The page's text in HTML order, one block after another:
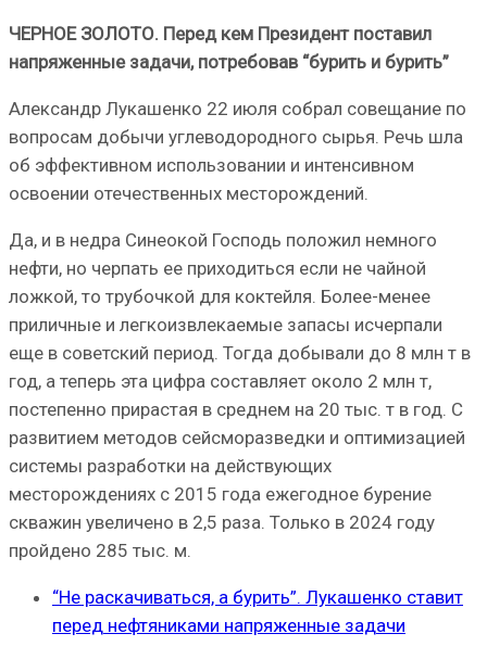
ЧЕРНОЕ ЗОЛОТО. Перед кем Президент поставил
напряженные задачи, потребовав “бурить и бурить”
Александр Лукашенко 22 июля собрал совещание по
вопросам добычи углеводородного сырья. Речь шла
об эффективном использовании и интенсивном
освоении отечественных месторождений.
Да, и в недра Синеокой Господь положил немного
нефти, но черпать ее приходиться если не чайной
ложкой, то трубочкой для коктейля. Более-менее
приличные и легкоизвлекаемые запасы исчерпали
еще в советский период. Тогда добывали до 8 млн т в
год, а теперь эта цифра составляет около 2 млн т,
постепенно прирастая в среднем на 20 тыс. т в год. С
развитием методов сейсморазведки и оптимизацией
системы разработки на действующих
месторождениях с 2015 года ежегодное бурение
скважин увеличено в 2,5 раза. Только в 2024 году
пройдено 285 тыс. м.
“Не раскачиваться, а бурить”. Лукашенко ставит
перед нефтяниками напряженные задачи